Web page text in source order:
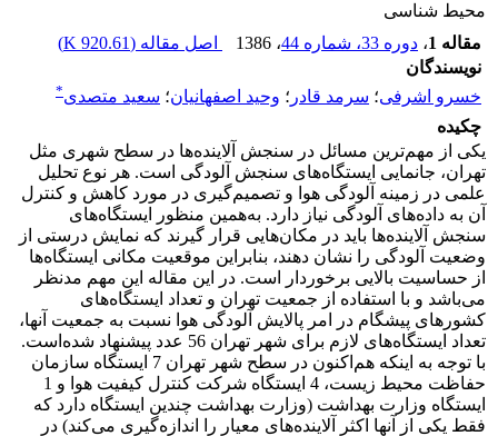
محیط شناسی
مقاله 1
، دوره 33، شماره 44 ، 1386 اصل مقاله (920.61 K
)
نویسندگان
خسرو اشرفی؛ سرمد قادر ؛ وحید اصفهانیان؛ سعید متصدی*
چکیده
یکی از مهم‌ترین مسائل در سنجش آلاینده‌ها در سطح شهری مثل
تهران، جانمایی ایستگاه‌های سنجش آلودگی است. هر نوع تحلیل
علمی در زمینه آلودگی هوا و تصمیم‌گیری در مورد کاهش و کنترل
آن به داده‌های آلودگی نیاز دارد‌. به‌همین منظور ایستگاه‌های
سنجش آلاینده‌ها باید در مکان‌هایی قرار گیرند که نمایش درستی از
وضعیت آلودگی را نشان دهند، بنابراین موقعیت مکانی ایستگاه‌ها
از حساسیت بالایی برخوردار است. در این مقاله این مهم مدنظر
می‌باشد و با استفاده از جمعیت تهران و تعداد ایستگاه‌های
کشورهای پیشگام در امر پالایش آلودگی هوا نسبت به جمعیت آنها،
تعداد ایستگاه‌های لازم برای شهر تهران 56 عدد پیشنهاد شده‌است.
با توجه به اینکه هم‌اکنون در سطح شهر تهران 7 ایستگاه سازمان
حفاظت محیط زیست، 4 ایستگاه شرکت کنترل کیفیت هوا و 1
ایستگاه وزارت بهداشت (وزارت بهداشت چندین ایستگاه‌ دارد که
فقط یکی از آنها اکثر آلاینده‌های معیار را اندازه‌گیری می‌کند) در